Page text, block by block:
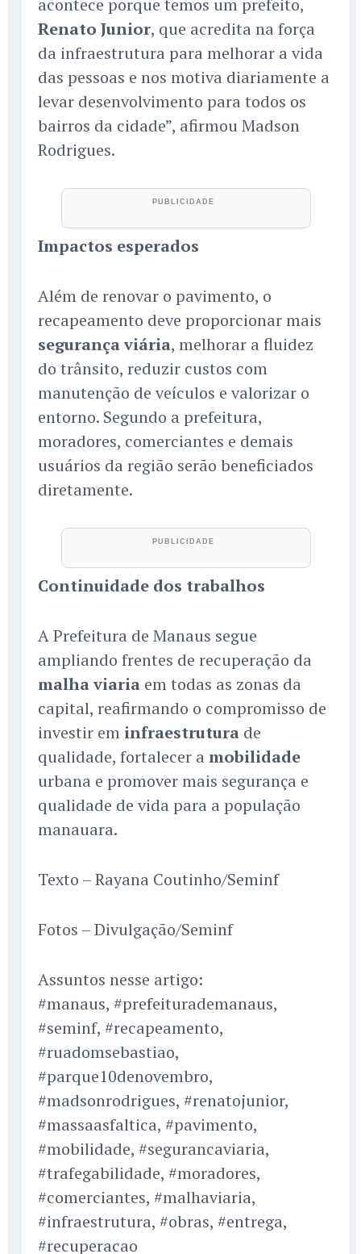
acontece porque temos um prefeito,
Renato Junior, que acredita na força
da infraestrutura para melhorar a vida
das pessoas e nos motiva diariamente a
levar desenvolvimento para todos os
bairros da cidade”, afirmou Madson
Rodrigues.
Impactos esperados
Além de renovar o pavimento, o
recapeamento deve proporcionar mais
segurança viária, melhorar a fluidez
do trânsito, reduzir custos com
manutenção de veículos e valorizar o
entorno. Segundo a prefeitura,
moradores, comerciantes e demais
usuários da região serão beneficiados
diretamente.
Continuidade dos trabalhos
A Prefeitura de Manaus segue
ampliando frentes de recuperação da
malha viaria em todas as zonas da
capital, reafirmando o compromisso de
investir em infraestrutura de
qualidade, fortalecer a mobilidade
urbana e promover mais segurança e
qualidade de vida para a população
manauara.
Texto – Rayana Coutinho/Seminf
Fotos – Divulgação/Seminf
Assuntos nesse artigo:
#manaus, #prefeiturademanaus,
#seminf, #recapeamento,
#ruadomsebastiao,
#parque10denovembro,
#madsonrodrigues, #renatojunior,
#massaasfaltica, #pavimento,
#mobilidade, #segurancaviaria,
#trafegabilidade, #moradores,
#comerciantes, #malhaviaria,
#infraestrutura, #obras, #entrega,
#recuperacao